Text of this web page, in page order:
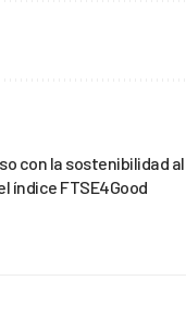
con la sostenibilidad al
índice FTSE4Good